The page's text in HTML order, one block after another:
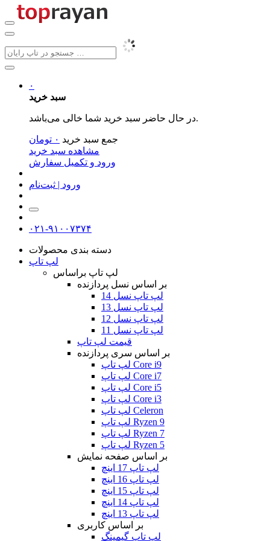
۰
سبد خرید
در حال حاضر سبد خرید شما خالی می‌باشد.
جمع سبد خرید ۰ تومان
مشاهده سبد خرید
ورود و تکمیل سفارش
ورود | ثبت‌نام
۰۲۱-۹۱۰۰۷۳۷۴
دسته بندی محصولات
لپ تاپ
لپ تاپ براساس
بر اساس نسل پردازنده
لپ تاپ نسل 14
لپ تاپ نسل 13
لپ تاپ نسل 12
لپ تاپ نسل 11
قیمت لپ تاپ
بر اساس سری پردازنده
لپ تاپ Core i9
لپ تاپ Core i7
لپ تاپ Core i5
لپ تاپ Core i3
لپ تاپ Celeron
لپ تاپ Ryzen 9
لپ تاپ Ryzen 7
لپ تاپ Ryzen 5
بر اساس صفحه نمایش
لپ تاپ 17 اینچ
لپ تاپ 16 اینچ
لپ تاپ 15 اینچ
لپ تاپ 14 اینچ
لپ تاپ 13 اینچ
بر اساس کاربری
لپ تاپ گیمینگ